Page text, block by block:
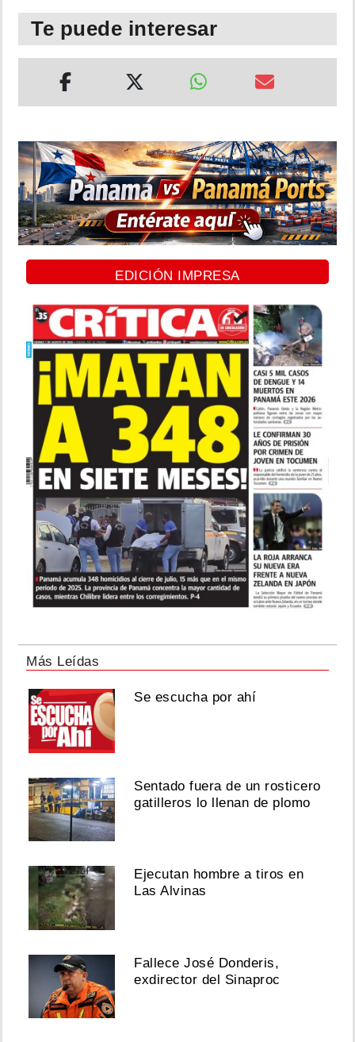
Te puede interesar
EDICIÓN IMPRESA
Más Leídas
Se escucha por ahí
Sentado fuera de un rosticero
gatilleros lo llenan de plomo
Ejecutan hombre a tiros en
Las Alvinas
Fallece José Donderis,
exdirector del Sinaproc